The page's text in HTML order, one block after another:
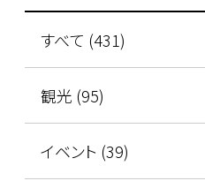
すべて (431)
観光 (95)
イベント (39)